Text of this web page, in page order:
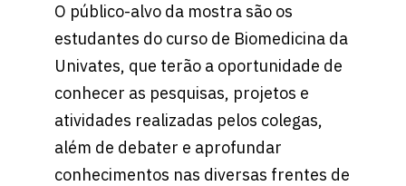
O público-alvo da mostra são os
estudantes do curso de Biomedicina da
Univates, que terão a oportunidade de
conhecer as pesquisas, projetos e
atividades realizadas pelos colegas,
além de debater e aprofundar
conhecimentos nas diversas frentes de